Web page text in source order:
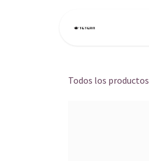
Todos los productos